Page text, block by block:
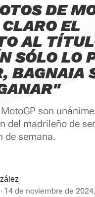
DE
EL
AL
SÓLO LO
BAGNAIA
son
del madrileño de
de semana.
14 de noviembre de